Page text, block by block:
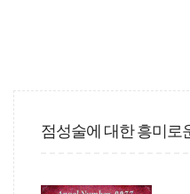
점성술에 대한 흥미로